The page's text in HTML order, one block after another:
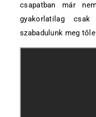
csapatban már
gyakorlatilag
szabadulunk meg